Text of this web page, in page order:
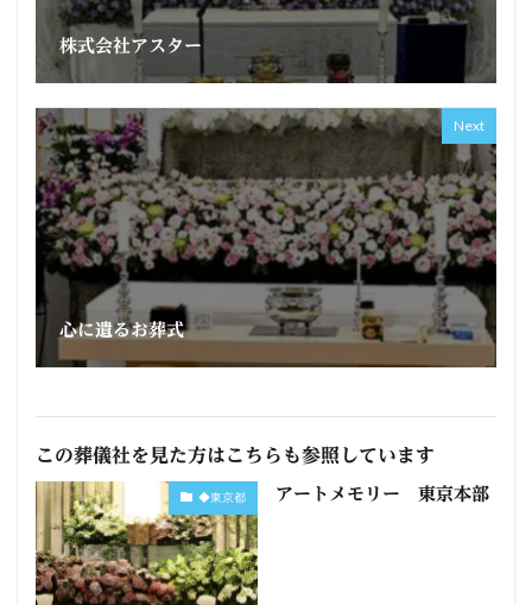
株式会社アスター
Next
心に遺るお葬式
この葬儀社を見た方はこちらも参照しています
◆東京都 アートメモリー 東京本部